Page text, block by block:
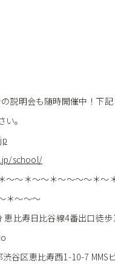
説明会も随時開催中！下
。
school/
～～＊～～＊～～～～＊～
＊～～～
恵比寿日比谷線4番出口徒歩
渋谷区恵比寿西1-10-7 MMS